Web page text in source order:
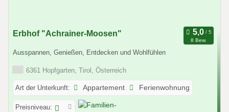
Erbhof "Achrainer-Moosen"
8 Bew.
Ausspannen, Genießen, Entdecken und Wohlfühlen
6361 Hopfgarten, Tirol, Österreich
Art der Unterkunft: Appartement Ferienwohnung
Preisniveau: